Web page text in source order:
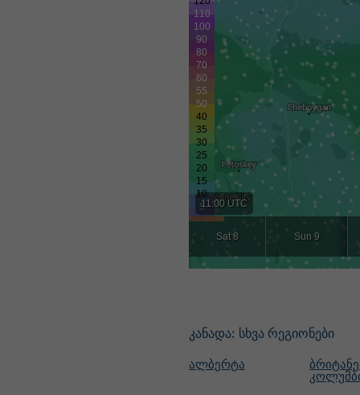
11:00 UTC
Sat 8 Sun 9
კანადა: სხვა რეგიონები
ალბერტა